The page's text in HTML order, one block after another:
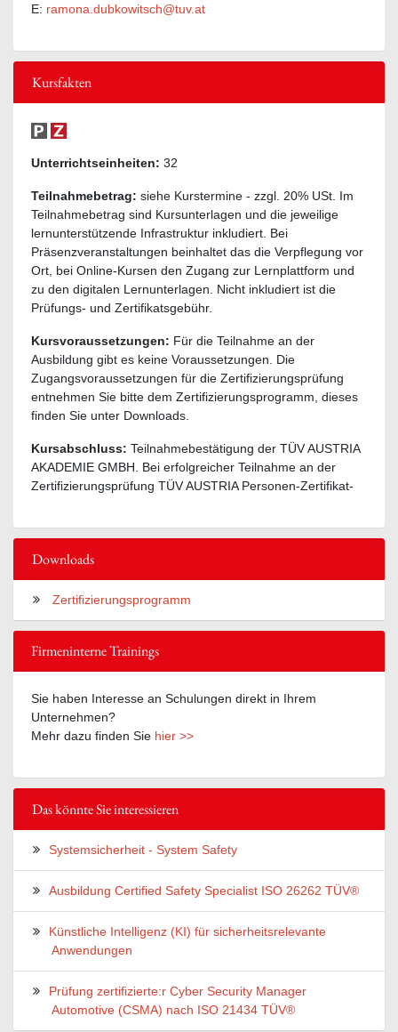
E: ramona.dubkowitsch@tuv.at
Kursfakten
Unterrichtseinheiten: 32
Teilnahmebetrag: siehe Kurstermine - zzgl. 20% USt. Im
Teilnahmebetrag sind Kursunterlagen und die jeweilige
lernunterstützende Infrastruktur inkludiert. Bei
Präsenzveranstaltungen beinhaltet das die Verpflegung vor
Ort, bei Online-Kursen den Zugang zur Lernplattform und
zu den digitalen Lernunterlagen. Nicht inkludiert ist die
Prüfungs- und Zertifikatsgebühr.
Kursvoraussetzungen: Für die Teilnahme an der
Ausbildung gibt es keine Voraussetzungen. Die
Zugangsvoraussetzungen für die Zertifizierungsprüfung
entnehmen Sie bitte dem Zertifizierungsprogramm, dieses
finden Sie unter Downloads.
Kursabschluss: Teilnahmebestätigung der TÜV AUSTRIA
AKADEMIE GMBH. Bei erfolgreicher Teilnahme an der
Zertifizierungsprüfung TÜV AUSTRIA Personen-Zertifikat-
Downloads
Zertifizierungsprogramm
Firmeninterne Trainings
Sie haben Interesse an Schulungen direkt in Ihrem
Unternehmen?
Mehr dazu finden Sie hier >>
Das könnte Sie interessieren
Systemsicherheit - System Safety
Ausbildung Certified Safety Specialist ISO 26262 TÜV®
Künstliche Intelligenz (KI) für sicherheitsrelevante
Anwendungen
Prüfung zertifizierte:r Cyber Security Manager
Automotive (CSMA) nach ISO 21434 TÜV®